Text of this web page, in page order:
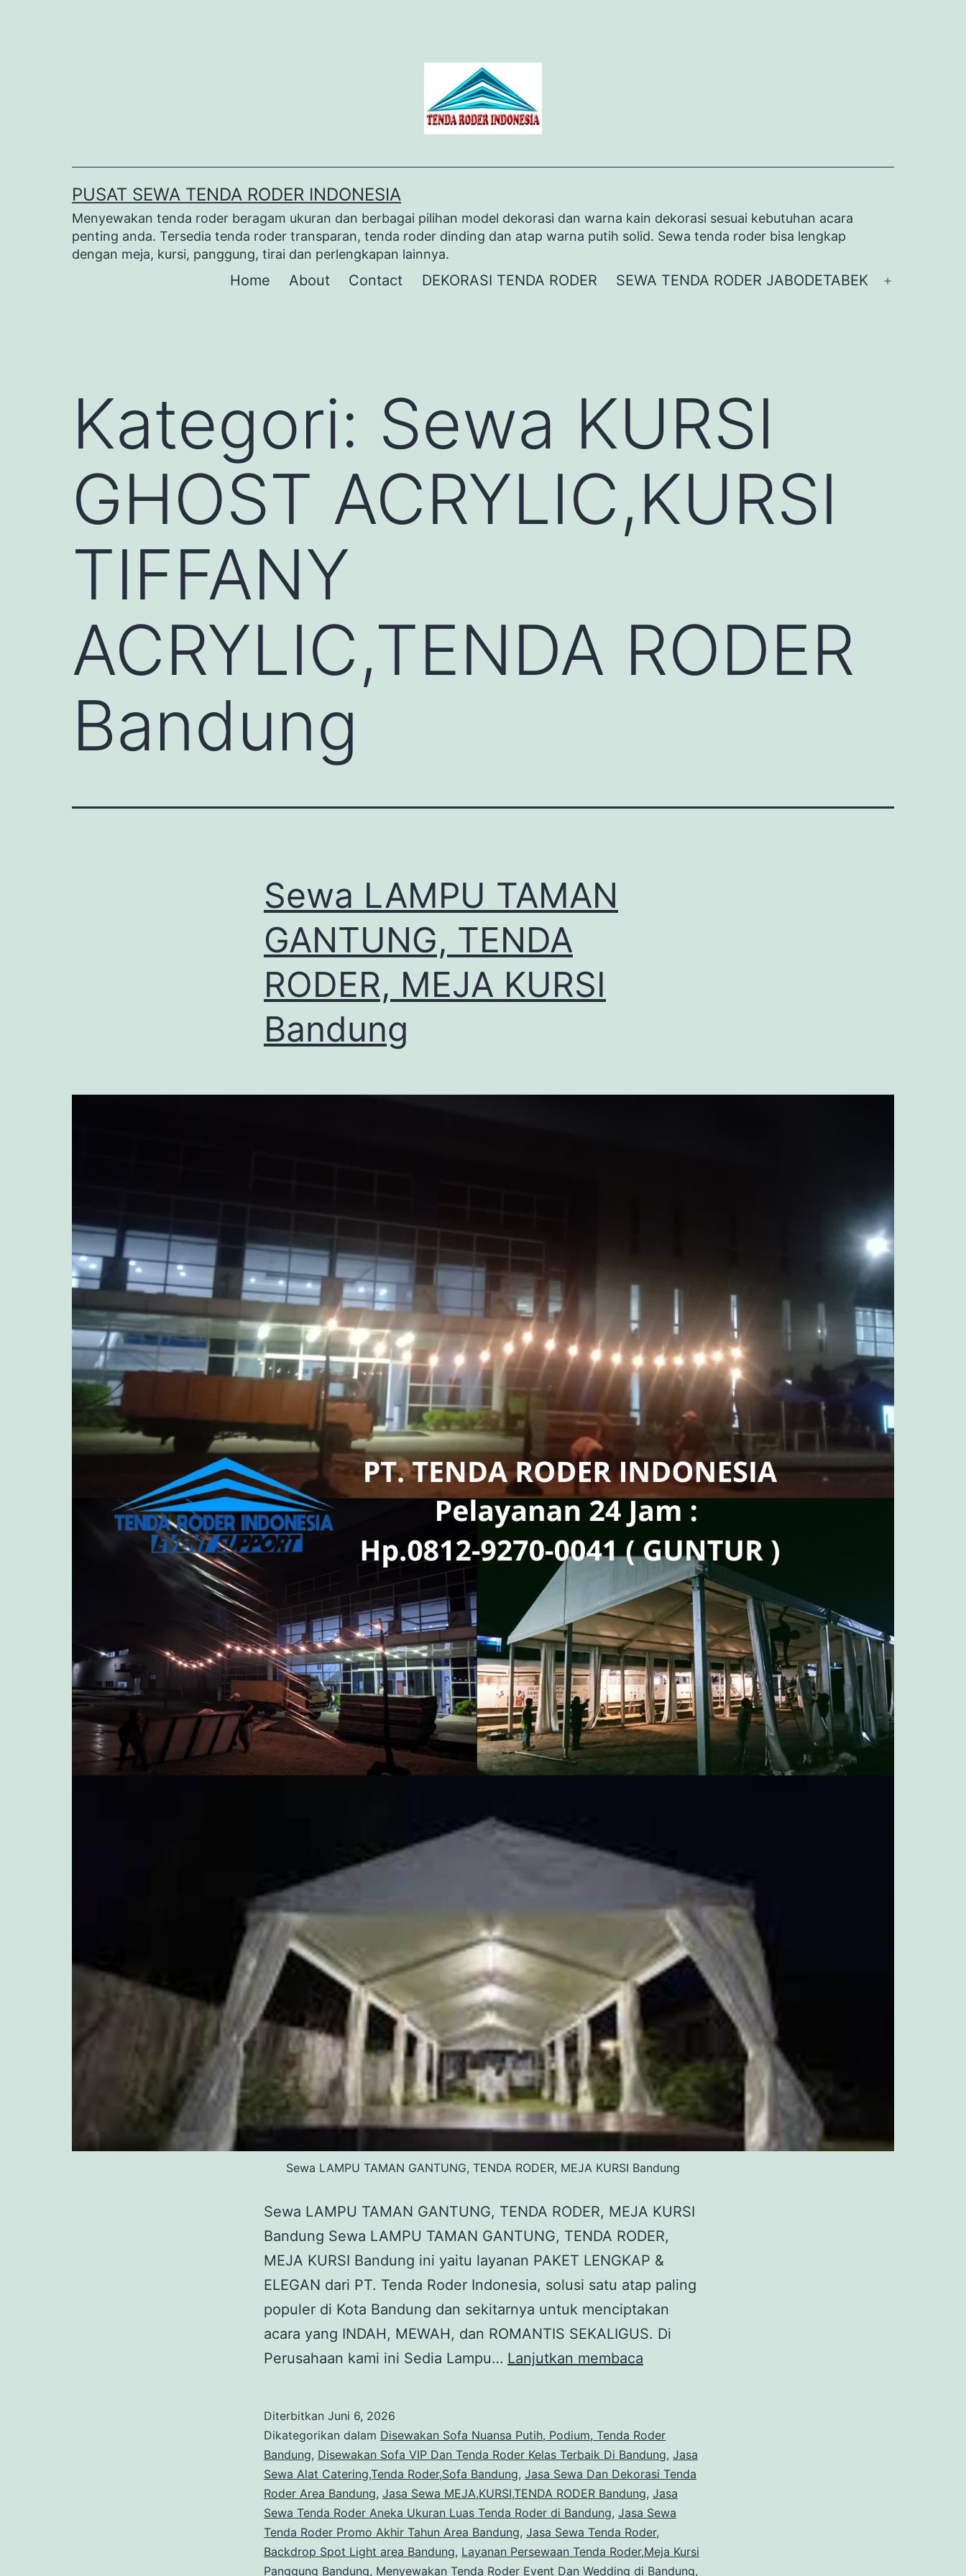
PUSAT SEWA TENDA RODER INDONESIA
Menyewakan tenda roder beragam ukuran dan berbagai pilihan model dekorasi dan warna kain dekorasi sesuai kebutuhan acara
penting anda. Tersedia tenda roder transparan, tenda roder dinding dan atap warna putih solid. Sewa tenda roder bisa lengkap
dengan meja, kursi, panggung, tirai dan perlengkapan lainnya.
Home About Contact DEKORASI TENDA RODER SEWA TENDA RODER JABODETABEK
Kategori: Sewa KURSI
GHOST ACRYLIC,KURSI
TIFFANY
ACRYLIC,TENDA RODER
Bandung
Sewa LAMPU TAMAN
GANTUNG, TENDA
RODER, MEJA KURSI
Bandung
Sewa LAMPU TAMAN GANTUNG, TENDA RODER, MEJA KURSI Bandung
Sewa LAMPU TAMAN GANTUNG, TENDA RODER, MEJA KURSI
Bandung Sewa LAMPU TAMAN GANTUNG, TENDA RODER,
MEJA KURSI Bandung ini yaitu layanan PAKET LENGKAP &
ELEGAN dari PT. Tenda Roder Indonesia, solusi satu atap paling
populer di Kota Bandung dan sekitarnya untuk menciptakan
acara yang INDAH, MEWAH, dan ROMANTIS SEKALIGUS. Di
Perusahaan kami ini Sedia Lampu… Lanjutkan membaca
GANTUNG,
TENDA
RODER,
MEJA
KURSI
Bandung
Diterbitkan Juni 6, 2026
Dikategorikan dalam Disewakan Sofa Nuansa Putih, Podium, Tenda Roder
Bandung, Disewakan Sofa VIP Dan Tenda Roder Kelas Terbaik Di Bandung, Jasa
Sewa Alat Catering,Tenda Roder,Sofa Bandung, Jasa Sewa Dan Dekorasi Tenda
Roder Area Bandung, Jasa Sewa MEJA,KURSI,TENDA RODER Bandung, Jasa
Sewa Tenda Roder Aneka Ukuran Luas Tenda Roder di Bandung, Jasa Sewa
Tenda Roder Promo Akhir Tahun Area Bandung, Jasa Sewa Tenda Roder,
Backdrop Spot Light area Bandung, Layanan Persewaan Tenda Roder,Meja Kursi
Panggung Bandung, Menyewakan Tenda Roder Event Dan Wedding di Bandung,